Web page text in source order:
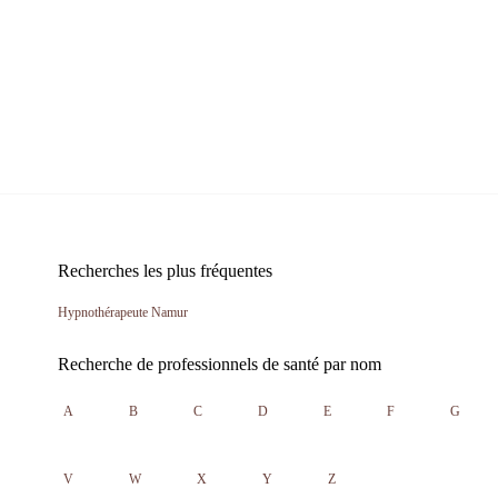
Recherches les plus fréquentes
Hypnothérapeute Namur
Recherche de professionnels de santé par nom
A B C D E F G
V W X Y Z